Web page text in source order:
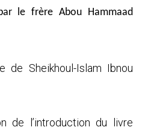
- Sulaiman Al-
- Sulaiman Al-
le frère Abou Hammaad
de Sheikhoul-Islam Ibnou
de l’introduction du livre